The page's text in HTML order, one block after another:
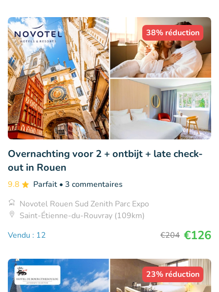
38% réduction
Overnachting voor 2 + ontbijt + late check-
out in Rouen
9.8 Parfait • 3 commentaires
Novotel Rouen Sud Zenith Parc Expo
Saint-Étienne-du-Rouvray (109km)
Vendu : 12
€204 €126
23% réduction